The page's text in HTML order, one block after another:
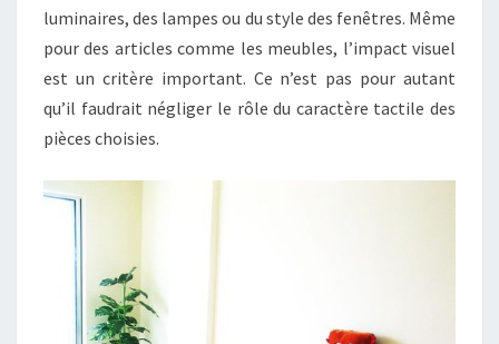
luminaires, des lampes ou du style des fenêtres. Même
pour des articles comme les meubles, l’impact visuel
est un critère important. Ce n’est pas pour autant
qu’il faudrait négliger le rôle du caractère tactile des
pièces choisies.